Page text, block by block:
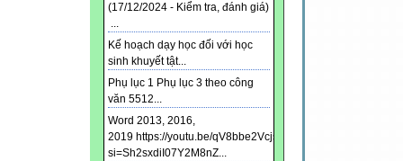
(17/12/2024 - Kiểm tra, đánh giá)
...
Kế hoạch dạy học đối với học
sinh khuyết tật...
Phụ lục 1 Phụ lục 3 theo công
văn 5512...
Word 2013, 2016,
2019 https://youtu.be/qV8bbe2Vcjs?
si=Sh2sxdiI07Y2M8nZ...